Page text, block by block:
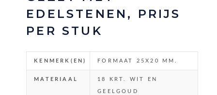
EDELSTENEN, PRIJS
PER STUK
KENMERK(EN) FORMAAT 25X20 MM.
MATERIAAL 18 KRT. WIT EN
GEELGOUD